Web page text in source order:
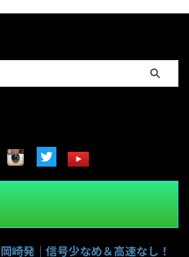
岡崎発｜信号少なめ＆高速なし！